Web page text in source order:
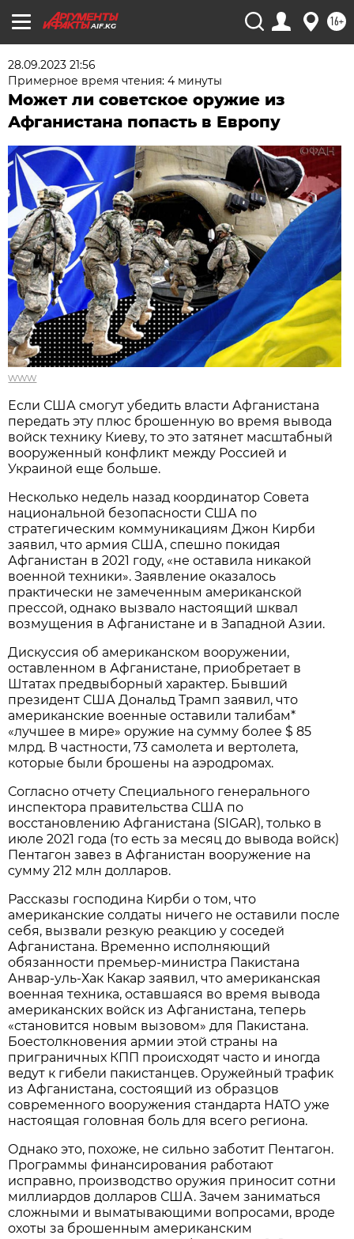
AIF.KG 16+
28.09.2023 21:56
Примерное время чтения: 4 минуты
Может ли советское оружие из
Афганистана попасть в Европу
www
Если США смогут убедить власти Афганистана
передать эту плюс брошенную во время вывода
войск технику Киеву, то это затянет масштабный
вооруженный конфликт между Россией и
Украиной еще больше.
Несколько недель назад координатор Совета
национальной безопасности США по
стратегическим коммуникациям Джон Кирби
заявил, что армия США, спешно покидая
Афганистан в 2021 году, «не оставила никакой
военной техники». Заявление оказалось
практически не замеченным американской
прессой, однако вызвало настоящий шквал
возмущения в Афганистане и в Западной Азии.
Дискуссия об американском вооружении,
оставленном в Афганистане, приобретает в
Штатах предвыборный характер. Бывший
президент США Дональд Трамп заявил, что
американские военные оставили талибам*
«лучшее в мире» оружие на сумму более $ 85
млрд. В частности, 73 самолета и вертолета,
которые были брошены на аэродромах.
Согласно отчету Специального генерального
инспектора правительства США по
восстановлению Афганистана (SIGAR), только в
июле 2021 года (то есть за месяц до вывода войск)
Пентагон завез в Афганистан вооружение на
сумму 212 млн долларов.
Рассказы господина Кирби о том, что
американские солдаты ничего не оставили после
себя, вызвали резкую реакцию у соседей
Афганистана. Временно исполняющий
обязанности премьер-министра Пакистана
Анвар-уль-Хак Какар заявил, что американская
военная техника, оставшаяся во время вывода
американских войск из Афганистана, теперь
«становится новым вызовом» для Пакистана.
Боестолкновения армии этой страны на
приграничных КПП происходят часто и иногда
ведут к гибели пакистанцев. Оружейный трафик
из Афганистана, состоящий из образцов
современного вооружения стандарта НАТО уже
настоящая головная боль для всего региона.
Однако это, похоже, не сильно заботит Пентагон.
Программы финансирования работают
исправно, производство оружия приносит сотни
миллиардов долларов США. Зачем заниматься
сложными и выматывающими вопросами, вроде
охоты за брошенным американским